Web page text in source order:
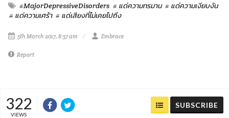
#MajorDepressiveDisorders # แด่ความทรมาน # แด่ความเงียบงัน
# แด่ความเศร้า # แด่เสียงที่ไม่เคยไปถึง
5th March 2017, 8:57 am Embrace
Report
322
VIEWS
SUBSCRIBE